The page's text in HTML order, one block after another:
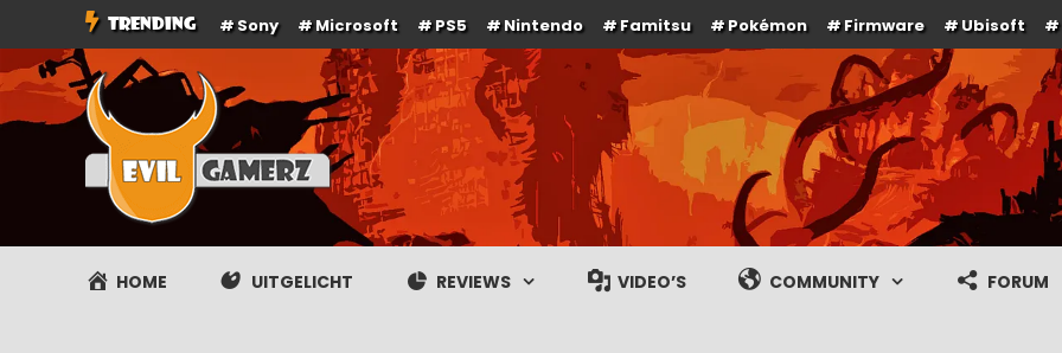
naar
de
TRENDING Sony Microsoft PS5 Nintendo Famitsu Pokémon Firmware Ubisoft
Evilgamerz
Het meest interessante game nieuws, reviews, coverage en gameplay streams
HOME UITGELICHT REVIEWS VIDEO’S COMMUNITY FORUM